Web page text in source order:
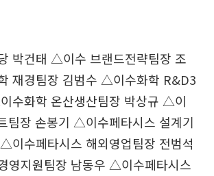
박건태 △이수 브랜드전략팀장 조
재경팀장 김범수 △이수화학 R&D3
수화학 온산생산팀장 박상규 △이
팀장 손봉기 △이수페타시스 설계기
이수페타시스 해외영업팀장 전범석
영지원팀장 남동우 △이수페타시스